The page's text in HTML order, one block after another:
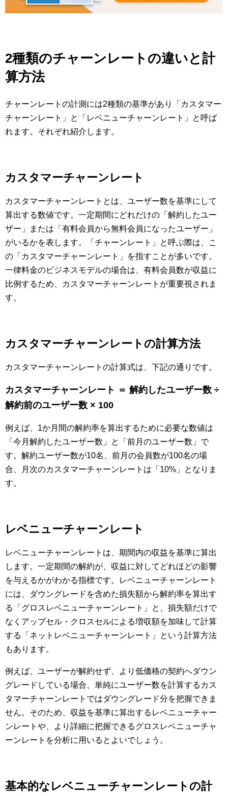
2種類のチャーンレートの違いと計
算方法
チャーンレートの計測には2種類の基準があり「カスタマー
チャーンレート」と「レベニューチャーンレート」と呼ば
れます。それぞれ紹介します。
カスタマーチャーンレート
カスタマーチャーンレートとは、ユーザー数を基準にして
算出する数値です。一定期間にどれだけの「解約したユー
ザー」または「有料会員から無料会員になったユーザー」
がいるかを表します。「チャーンレート」と呼ぶ際は、こ
の「カスタマーチャーンレート」を指すことが多いです。
一律料金のビジネスモデルの場合は、有料会員数が収益に
比例するため、カスタマーチャーンレートが重要視されま
す。
カスタマーチャーンレートの計算方法
カスタマーチャーンレートの計算式は、下記の通りです。
カスタマーチャーンレート ＝ 解約したユーザー数 ÷
解約前のユーザー数 × 100
例えば、1か月間の解約率を算出するために必要な数値は
「今月解約したユーザー数」と「前月のユーザー数」で
す。解約ユーザー数が10名、前月の会員数が100名の場
合、月次のカスタマーチャーンレートは「10%」となりま
す。
レベニューチャーンレート
レベニューチャーンレートは、期間内の収益を基準に算出
します。一定期間の解約が、収益に対してどれほどの影響
を与えるかがわかる指標です。レベニューチャーンレート
には、ダウングレードを含めた損失額から解約率を算出す
る「グロスレベニューチャーンレート」と、損失額だけで
なくアップセル・クロスセルによる増収額を加味して計算
する「ネットレベニューチャーンレート」という計算方法
もあります。
例えば、ユーザーが解約せず、より低価格の契約へダウン
グレードしている場合、単純にユーザー数を計算するカス
タマーチャーンレートではダウングレード分を把握できま
せん。そのため、収益を基準に算出するレベニューチャー
ンレートや、より詳細に把握できるグロスレベニューチャ
ーンレートを分析に用いるとよいでしょう。
基本的なレベニューチャーンレートの計